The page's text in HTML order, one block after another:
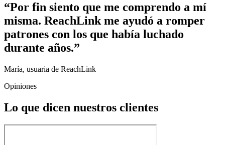
“Por fin siento que me comprendo a mí
misma. ReachLink me ayudó a romper
patrones con los que había luchado
durante años.”
María, usuaria de ReachLink
Opiniones
Lo que dicen nuestros clientes